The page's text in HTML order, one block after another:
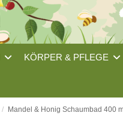
KÖRPER & PFLEGE
Mandel & Honig Schaumbad 400